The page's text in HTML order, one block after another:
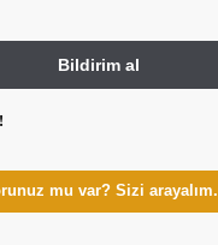
mu var? Sizi arayalım.